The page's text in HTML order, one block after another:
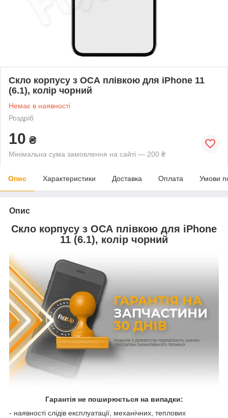
Скло корпусу з ОСА плівкою для iPhone 11
(6.1), колір чорний
Немає в наявності
Роздріб
10 ₴
Мінімальна сума замовлення на сайті — 200 ₴
Опис Характеристики Доставка Оплата Умови
Опис
Скло корпусу з ОСА плівкою для iPhone
11 (6.1), колір чорний
Гарантія не поширюється на випадки:
- наявності слідів експлуатації, механічних, теплових